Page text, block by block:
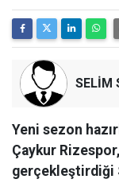
SELİM
Yeni sezon
Çaykur
gerçekleştirdiği